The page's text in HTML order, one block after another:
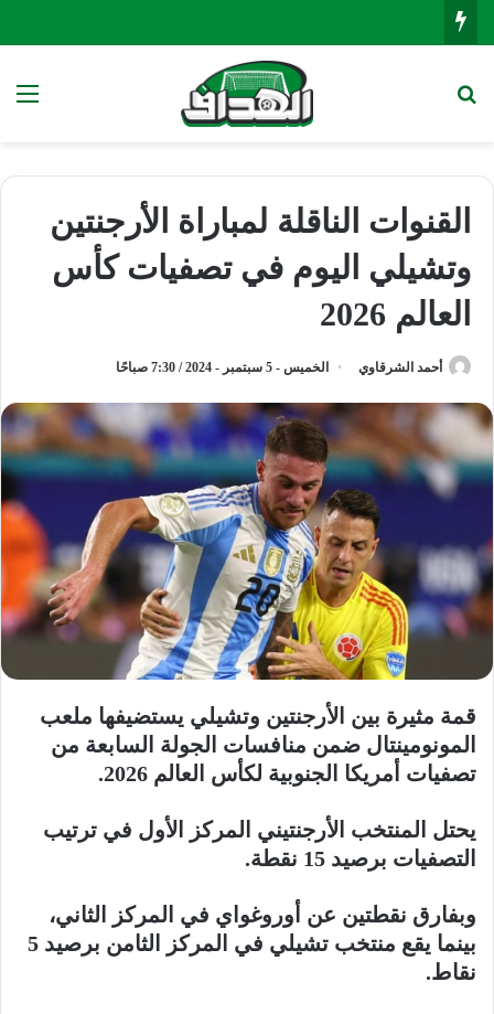
القنوات الناقلة لمباراة الأرجنتين
وتشيلي اليوم في تصفيات كأس
العالم 2026
أحمد الشرقاوي الخميس - 5 سبتمبر - 2024 / 7:30 صباحًا
قمة مثيرة بين الأرجنتين وتشيلي يستضيفها ملعب
المونومينتال ضمن منافسات الجولة السابعة من
تصفيات أمريكا الجنوبية لكأس العالم 2026.
يحتل المنتخب الأرجنتيني المركز الأول في ترتيب
التصفيات برصيد 15 نقطة.
وبفارق نقطتين عن أوروغواي في المركز الثاني،
بينما يقع منتخب تشيلي في المركز الثامن برصيد 5
نقاط.